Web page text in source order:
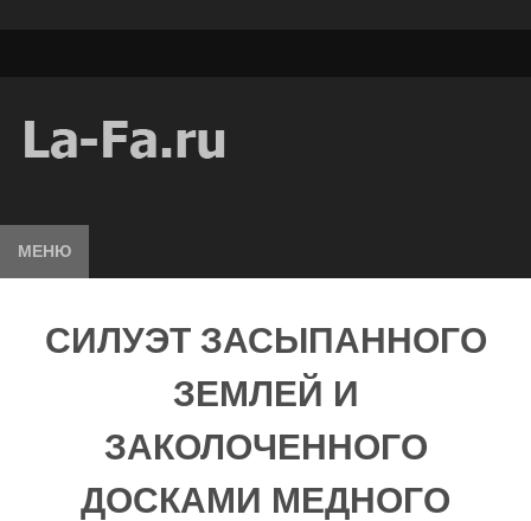
МЕНЮ
СИЛУЭТ ЗАСЫПАННОГО
ЗЕМЛЕЙ И
ЗАКОЛОЧЕННОГО
ДОСКАМИ МЕДНОГО